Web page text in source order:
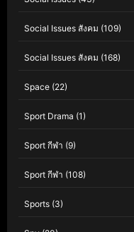
Social Issues สังคม (109)
Social Issues สังคม (168)
Space (22)
Sport Drama (1)
Sport กีฬา (9)
Sport กีฬา (108)
Sports (3)